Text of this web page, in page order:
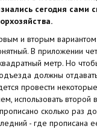
сегодня сами
и вторым
В приложении
метр. Но
должны
провести
использовать второй
сколько раз
- где прописана